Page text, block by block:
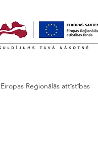
Reģionālās attīstības